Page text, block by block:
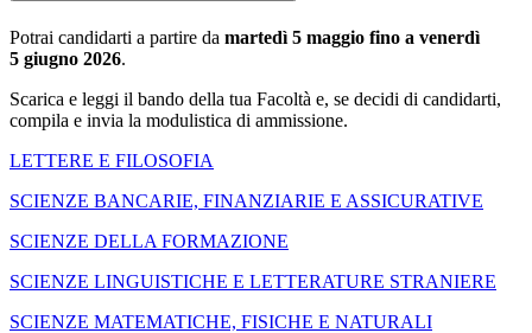
Potrai candidarti a partire da martedì 5 maggio fino a venerdì
5 giugno 2026.
Scarica e leggi il bando della tua Facoltà e, se decidi di candidarti,
compila e invia la modulistica di ammissione.
LETTERE E FILOSOFIA
SCIENZE BANCARIE, FINANZIARIE E ASSICURATIVE
SCIENZE DELLA FORMAZIONE
SCIENZE LINGUISTICHE E LETTERATURE STRANIERE
SCIENZE MATEMATICHE, FISICHE E NATURALI